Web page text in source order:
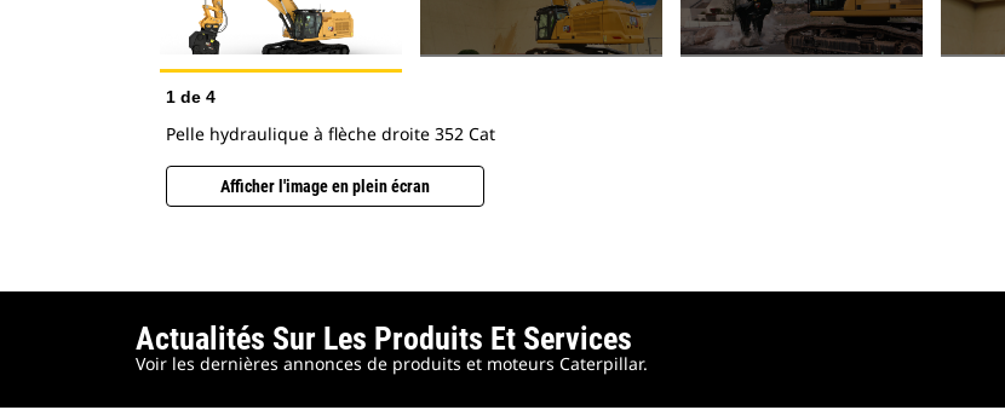
1 de 4
Pelle hydraulique à flèche droite 352 Cat
Afficher l'image en plein écran
Actualités Sur Les Produits Et Services
Voir les dernières annonces de produits et moteurs Caterpillar.